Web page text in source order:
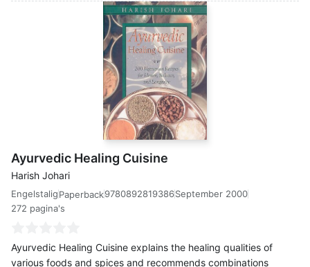
Ayurvedic Healing Cuisine
Harish Johari
EngelstaligPaperback9780892819386September 2000
272 pagina's
Ayurvedic Healing Cuisine explains the healing qualities of
various foods and spices and recommends combinations